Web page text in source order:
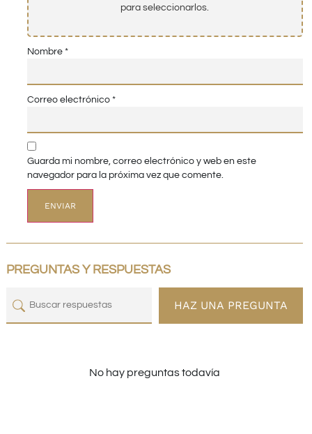
para seleccionarlos.
Nombre *
Correo electrónico *
Guarda mi nombre, correo electrónico y web en este
navegador para la próxima vez que comente.
PREGUNTAS Y RESPUESTAS
HAZ UNA PREGUNTA
No hay preguntas todavía